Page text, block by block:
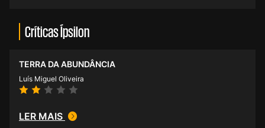
Críticas Ípsilon
TERRA DA ABUNDÂNCIA
Luís Miguel Oliveira
LER MAIS